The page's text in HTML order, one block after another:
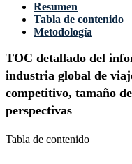
Resumen
Tabla de contenido
Metodología
TOC detallado del
industria global de
competitivo, tamaño
perspectivas
Tabla de contenido